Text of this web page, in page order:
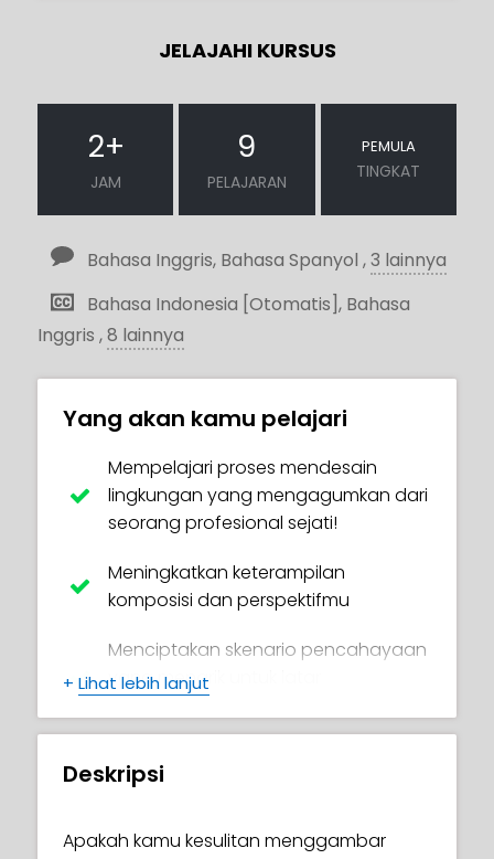
JELAJAHI KURSUS
2+
JAM
9
PELAJARAN
PEMULA
TINGKAT
Bahasa Inggris, Bahasa Spanyol ,3 lainnya
Bahasa Indonesia [Otomatis], Bahasa
Inggris ,8 lainnya
Yang akan kamu pelajari
Mempelajari proses mendesain
lingkungan yang mengagumkan dari
seorang profesional sejati!
Meningkatkan keterampilan
komposisi dan perspektifmu
Menciptakan skenario pencahayaan
yang menarik untuk latar
menciptakan desain yang indah
Memahami "perspektif atmosfer" dan
+ Lihat lebih lanjut
Deskripsi
Apakah kamu kesulitan menggambar